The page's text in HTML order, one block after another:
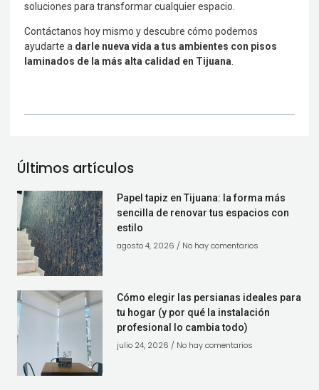
soluciones para transformar cualquier espacio.
Contáctanos hoy mismo y descubre cómo podemos
ayudarte a darle nueva vida a tus ambientes con pisos
laminados de la más alta calidad en Tijuana.
Últimos artículos
Papel tapiz en Tijuana: la forma más
sencilla de renovar tus espacios con
estilo
agosto 4, 2026
No hay comentarios
Cómo elegir las persianas ideales para
tu hogar (y por qué la instalación
profesional lo cambia todo)
julio 24, 2026
No hay comentarios